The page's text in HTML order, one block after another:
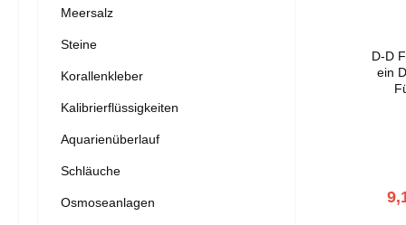
Meersalz
Steine
Korallenkleber
Kalibrierflüssigkeiten
Aquarienüberlauf
Schläuche
Osmoseanlagen
D-D
ein D-